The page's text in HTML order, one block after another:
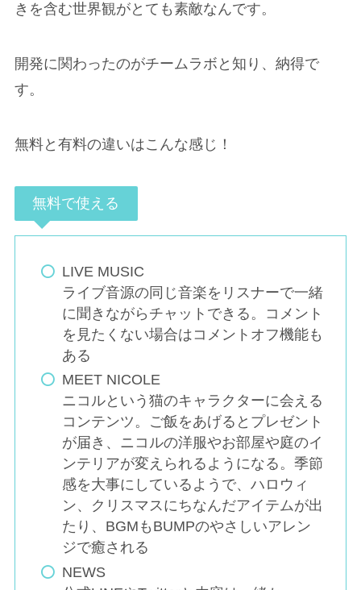
きを含む世界観がとても素敵なんです。
開発に関わったのがチームラボと知り、納得で
す。
無料と有料の違いはこんな感じ！
無料で使える
LIVE MUSIC
ライブ音源の同じ音楽をリスナーで一緒
に聞きながらチャットできる。コメント
を見たくない場合はコメントオフ機能も
ある
MEET NICOLE
ニコルという猫のキャラクターに会える
コンテンツ。ご飯をあげるとプレゼント
が届き、ニコルの洋服やお部屋や庭のイ
ンテリアが変えられるようになる。季節
感を大事にしているようで、ハロウィ
ン、クリスマスにちなんだアイテムが出
たり、BGMもBUMPのやさしいアレン
ジで癒される
NEWS